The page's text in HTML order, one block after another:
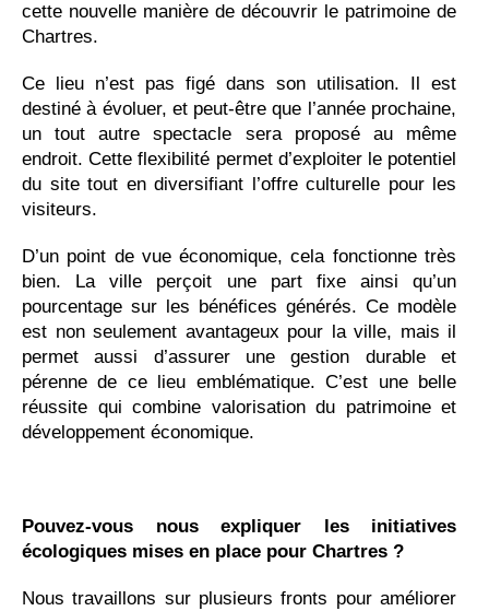
cette nouvelle manière de découvrir le patrimoine de
Chartres.
Ce lieu n’est pas figé dans son utilisation. Il est
destiné à évoluer, et peut-être que l’année prochaine,
un tout autre spectacle sera proposé au même
endroit. Cette flexibilité permet d’exploiter le potentiel
du site tout en diversifiant l’offre culturelle pour les
visiteurs.
D’un point de vue économique, cela fonctionne très
bien. La ville perçoit une part fixe ainsi qu’un
pourcentage sur les bénéfices générés. Ce modèle
est non seulement avantageux pour la ville, mais il
permet aussi d’assurer une gestion durable et
pérenne de ce lieu emblématique. C’est une belle
réussite qui combine valorisation du patrimoine et
développement économique.
Pouvez-vous nous expliquer les initiatives
écologiques mises en place pour Chartres ?
Nous travaillons sur plusieurs fronts pour améliorer